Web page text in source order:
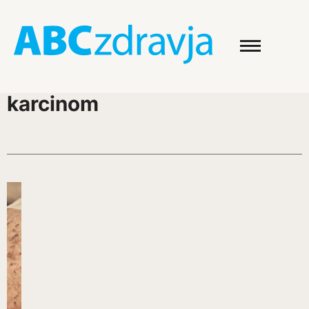
karcinom